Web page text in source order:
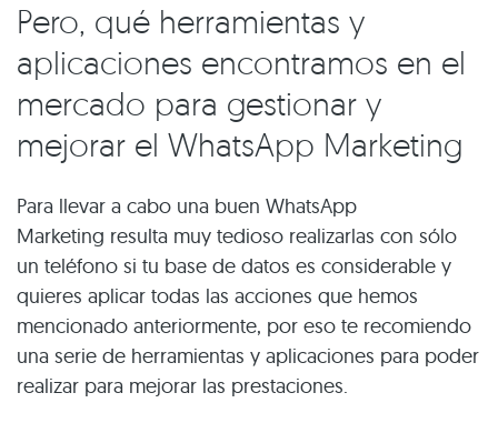
Pero, qué herramientas y
aplicaciones encontramos en el
mercado para gestionar y
mejorar el WhatsApp Marketing
Para llevar a cabo una buen WhatsApp
Marketing resulta muy tedioso realizarlas con sólo
un teléfono si tu base de datos es considerable y
quieres aplicar todas las acciones que hemos
mencionado anteriormente, por eso te recomiendo
una serie de herramientas y aplicaciones para poder
realizar para mejorar las prestaciones.